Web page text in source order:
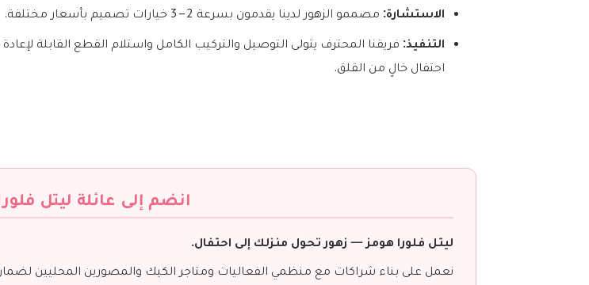
الاستشارة: مصممو الزهور لدينا يقدمون بسرعة 2–3 خيارات تصميم بأسعار مختلفة.
التنفيذ: فريقنا المحترف يتولى التوصيل والتركيب الكامل واستلام القطع القابلة
احتفال خالٍ من القلق.
انضم إلى عائلة ليتل
ليتل فلورا هومز — زهور تحول منزلك إلى احتفال.
نعمل على بناء شراكات مع منظمي الفعاليات ومتاجر الكيك والمصورين المحليين